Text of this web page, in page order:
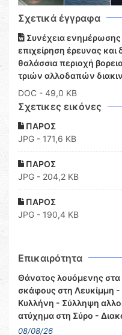
Σχετικά έγγραφα
Συνέχεια ενημέρωσης
επιχείρηση έρευνας
θαλάσσια περιοχή
τριών αλλοδαπών
DOC - 49,0 KB
Σχετικες εικόνες
ΠΑΡΟΣ
JPG - 171,6 KB
ΠΑΡΟΣ
JPG - 204,2 KB
ΠΑΡΟΣ
JPG - 190,4 KB
Επικαιρότητα
Θάνατος λουόμενης
σκάφους στη Λευκίμμη
Κυλλήνη - Σύλληψη
ατύχημα στη Σύρο -
08/08/26